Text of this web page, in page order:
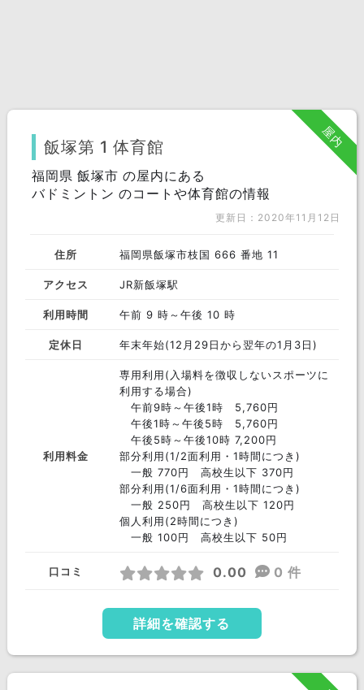
屋内
飯塚第 1 体育館
福岡県 飯塚市 の屋内にある
バドミントン のコートや体育館の情報
更新日：2020年11月12日
住所 福岡県飯塚市枝国 666 番地 11
アクセス JR新飯塚駅
利用時間 午前 9 時～午後 10 時
定休日 年末年始(12月29日から翌年の1月3日)
利用料金
専用利用(入場料を徴収しないスポーツに
利用する場合)
午前9時～午後1時 5,760円
午後1時～午後5時 5,760円
午後5時～午後10時 7,200円
部分利用(1/2面利用・1時間につき)
一般 770円 高校生以下 370円
部分利用(1/6面利用・1時間につき)
一般 250円 高校生以下 120円
個人利用(2時間につき)
一般 100円 高校生以下 50円
口コミ 0.00 0 件
詳細を確認する